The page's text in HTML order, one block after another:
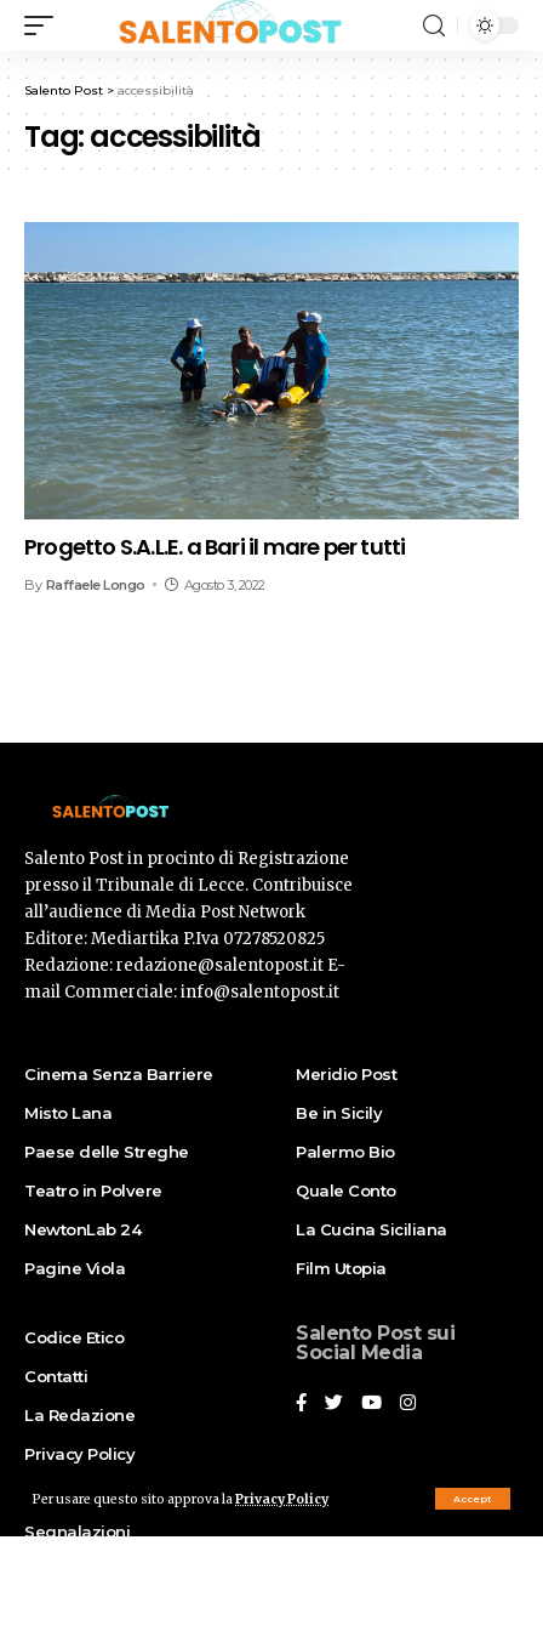
Per usare questo sito approva la Privacy Policy Accept
Salento Post > accessibilità
Tag:accessibilità
Progetto S.A.L.E. a Bari il mare per tutti
By Raffaele Longo Agosto 3, 2022
Salento Post in procinto di Registrazione
presso il Tribunale di Lecce. Contribuisce
all’audience di Media Post Network
Editore: Mediartika P.Iva 07278520825
Redazione: redazione@salentopost.it E-
mail Commerciale: info@salentopost.it
Cinema Senza Barriere
Misto Lana
Paese delle Streghe
Teatro in Polvere
NewtonLab 24
Pagine Viola
Meridio Post
Be in Sicily
Palermo Bio
Quale Conto
La Cucina Siciliana
Film Utopia
Codice Etico
Contatti
La Redazione
Privacy Policy
Pubblicità
Segnalazioni
Salento Post sui
Social Media